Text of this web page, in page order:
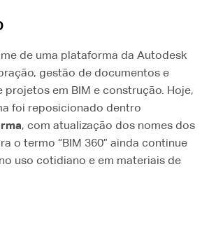
de uma plataforma da Autodesk
gestão de documentos e
em BIM e construção. Hoje,
foi reposicionado dentro
, com atualização dos nomes dos
o termo “BIM 360” ainda continue
uso cotidiano e em materiais de